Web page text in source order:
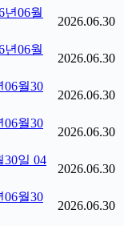
년06월
2026.06.30
년06월
2026.06.30
06월30
2026.06.30
06월30
2026.06.30
30일 04
2026.06.30
06월30
2026.06.30